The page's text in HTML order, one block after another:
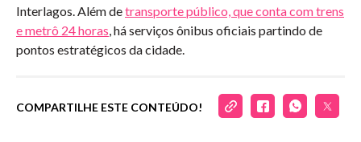
Interlagos. Além detransporte público, que conta com trens
e metrô 24 horas , há serviços ônibus oficiais partindo de
pontos estratégicos da cidade.
COMPARTILHE ESTE CONTEÚDO!